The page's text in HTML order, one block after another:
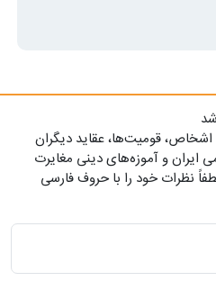
اشخاص، قومیت‌ها، عقاید دیگران
ایران و آموزه‌های دینی مغایرت
نظرات خود را با حروف فارسی